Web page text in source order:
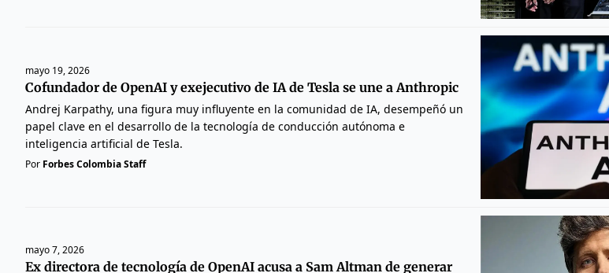
mayo 19, 2026
Cofundador de OpenAI y exejecutivo de IA de Tesla se une a Anthropic
Andrej Karpathy, una figura muy influyente en la comunidad de IA, desempeñó un
papel clave en el desarrollo de la tecnología de conducción autónoma e
inteligencia artificial de Tesla.
Por Forbes Colombia Staff
mayo 7, 2026
Ex directora de tecnología de OpenAI acusa a Sam Altman de generar